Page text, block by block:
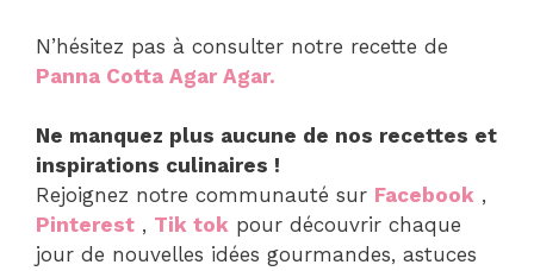
N’hésitez pas à consulter notre recette de
Panna Cotta Agar Agar.
Ne manquez plus aucune de nos recettes et
inspirations culinaires !
Rejoignez notre communauté sur Facebook ,
Pinterest , Tik tok pour découvrir chaque
jour de nouvelles idées gourmandes, astuces